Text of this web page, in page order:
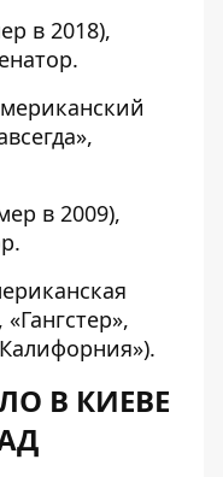
в 2018),
в 2009),
В КИЕВЕ